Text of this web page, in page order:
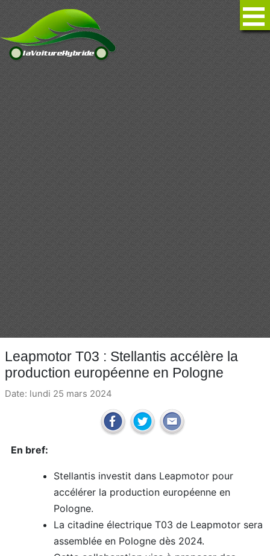
Leapmotor T03 : Stellantis accélère la
production européenne en Pologne
Date: lundi 25 mars 2024
En bref:
Stellantis investit dans Leapmotor pour
accélérer la production européenne en
Pologne.
La citadine électrique T03 de Leapmotor sera
assemblée en Pologne dès 2024.